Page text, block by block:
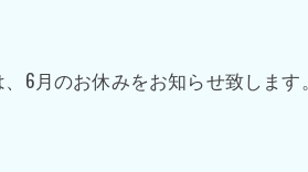
、6月のお休みをお知らせ致します。